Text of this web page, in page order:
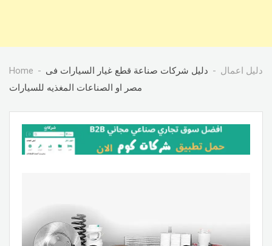
Home دليل اعمال
دليل شركات صناعة قطع غيار السيارات فى
مصر او الصناعات المغذيه للسيارات